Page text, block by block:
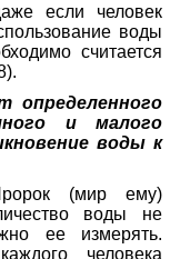
если человек
воды
считается
определенного
и малого
воды к
(мир ему)
воды не
ее измерять.
человека